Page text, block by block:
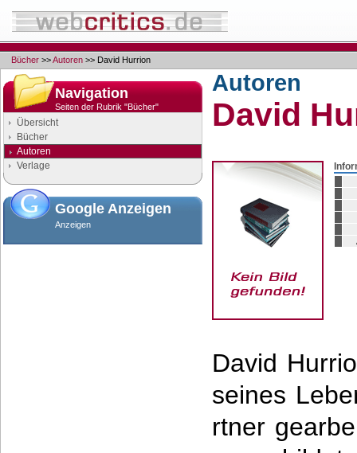
Bücher >>Autoren >> David Hurrion
Navigation
Seiten der Rubrik "Bücher"
Übersicht
Bücher
Autoren
Verlage
Google Anzeigen
Anzeigen
Autoren
David
David
seines
rtner